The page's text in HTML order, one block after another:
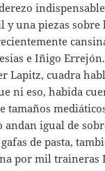
y una piezas sobre
e Iñigo
Lapitz, cuadra
ni eso, habida
tamaños
andan igual de
de pasta,
por mil traineras